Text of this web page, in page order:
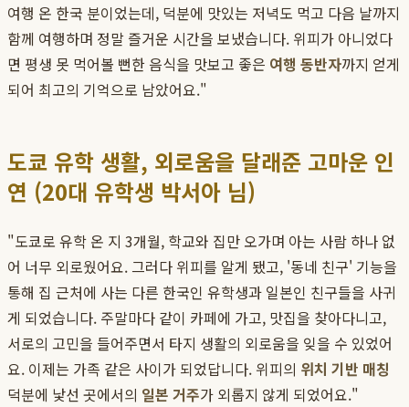
여행 온 한국 분이었는데, 덕분에 맛있는 저녁도 먹고 다음 날까지
함께 여행하며 정말 즐거운 시간을 보냈습니다. 위피가 아니었다
면 평생 못 먹어볼 뻔한 음식을 맛보고 좋은 여행 동반자까지 얻게
되어 최고의 기억으로 남았어요."
도쿄 유학 생활, 외로움을 달래준 고마운 인
연 (20대 유학생 박서아 님)
"도쿄로 유학 온 지 3개월, 학교와 집만 오가며 아는 사람 하나 없
어 너무 외로웠어요. 그러다 위피를 알게 됐고, '동네 친구' 기능을
통해 집 근처에 사는 다른 한국인 유학생과 일본인 친구들을 사귀
게 되었습니다. 주말마다 같이 카페에 가고, 맛집을 찾아다니고,
서로의 고민을 들어주면서 타지 생활의 외로움을 잊을 수 있었어
요. 이제는 가족 같은 사이가 되었답니다. 위피의 위치 기반 매칭
덕분에 낯선 곳에서의 일본 거주가 외롭지 않게 되었어요."